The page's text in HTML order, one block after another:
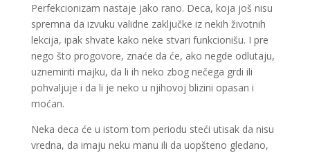
Perfekcionizam nastaje jako rano. Deca, koja još nisu
spremna da izvuku validne zaključke iz nekih životnih
lekcija, ipak shvate kako neke stvari funkcionišu. I pre
nego što progovore, znaće da će, ako negde odlutaju,
uznemiriti majku, da li ih neko zbog nečega grdi ili
pohvaljuje i da li je neko u njihovoj blizini opasan i
moćan.
Neka deca će u istom tom periodu steći utisak da nisu
vredna, da imaju neku manu ili da uopšteno gledano,